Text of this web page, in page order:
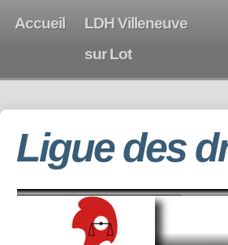
Accueil
LDH Villeneuve
sur Lot
Ligue des